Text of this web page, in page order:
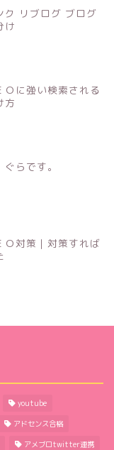
ク リブログ ブログ
け
Ｏに強い検索される
方
らです。
Ｏ対策｜対策すれば
youtube
アドセンス合格
アメブロtwitter連携